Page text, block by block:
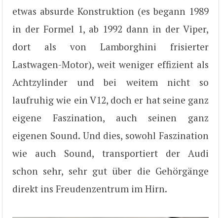
etwas absurde Konstruktion (es begann 1989
in der Formel 1, ab 1992 dann in der Viper,
dort als von Lamborghini frisierter
Lastwagen-Motor), weit weniger effizient als
Achtzylinder und bei weitem nicht so
laufruhig wie ein V12, doch er hat seine ganz
eigene Faszination, auch seinen ganz
eigenen Sound. Und dies, sowohl Faszination
wie auch Sound, transportiert der Audi
schon sehr, sehr gut über die Gehörgänge
direkt ins Freudenzentrum im Hirn.